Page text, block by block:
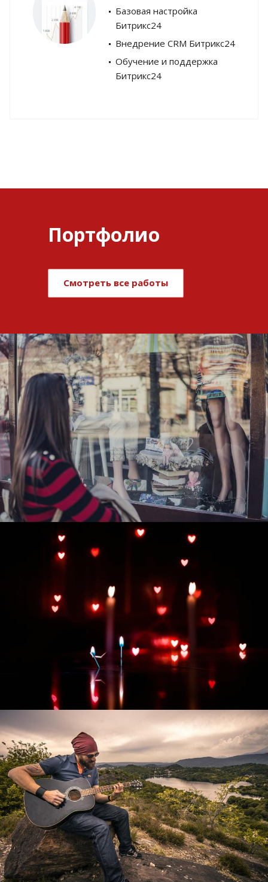
Базовая настройка
Битрикс24
Внедрение CRM Битрикс24
Обучение и поддержка
Битрикс24
Портфолио
Смотреть все работы
Развитие и поддержка интернет-
витрины StepClub
Смотреть проект
Развитие интернет-магазина "Всё для
праздника"
Смотреть проект
Перевод интернет-магазина
Guitaramania.ru на 1С-Битрикс
Смотреть проект